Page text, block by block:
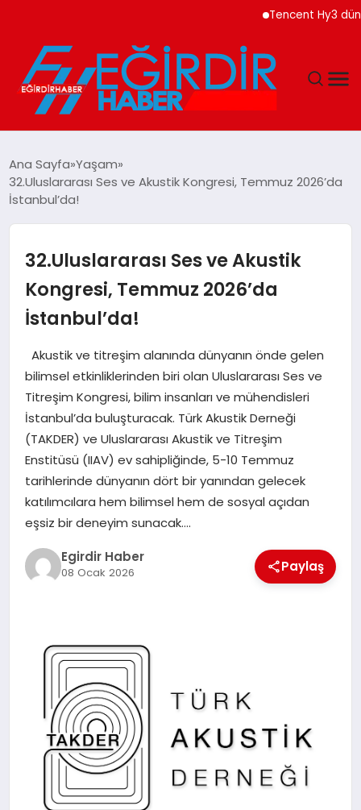
Tencent Hy3 dünya
EĞITIM
MAGAZIN
SIYASET
SPOR
TEKNOLOJI
YAŞAM
Ana Sayfa Yaşam
32.Uluslararası Ses ve Akustik Kongresi, Temmuz 2026’da
İstanbul’da!
32.Uluslararası Ses ve Akustik
Kongresi, Temmuz 2026’da
İstanbul’da!
Akustik ve titreşim alanında dünyanın önde gelen
bilimsel etkinliklerinden biri olan Uluslararası Ses ve
Titreşim Kongresi, bilim insanları ve mühendisleri
İstanbul’da buluşturacak. Türk Akustik Derneği
(TAKDER) ve Uluslararası Akustik ve Titreşim
Enstitüsü (IIAV) ev sahipliğinde, 5-10 Temmuz
tarihlerinde dünyanın dört bir yanından gelecek
katılımcılara hem bilimsel hem de sosyal açıdan
eşsiz bir deneyim sunacak….
Egirdir Haber
08 Ocak 2026 Paylaş